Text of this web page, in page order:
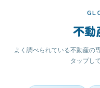
不動
よく調べられている不動産の
タップし